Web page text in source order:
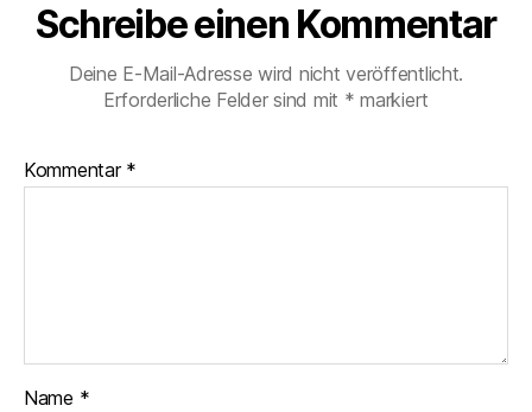
Schreibe einen Kommentar
Deine E-Mail-Adresse wird nicht veröffentlicht.
Erforderliche Felder sind mit * markiert
Kommentar *
Name *